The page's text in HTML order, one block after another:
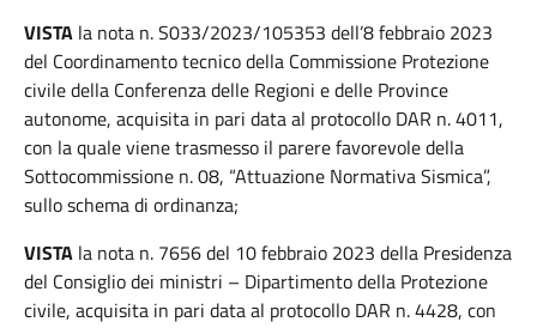
VISTA la nota n. S033/2023/105353 dell’8 febbraio 2023
del Coordinamento tecnico della Commissione Protezione
civile della Conferenza delle Regioni e delle Province
autonome, acquisita in pari data al protocollo DAR n. 4011,
con la quale viene trasmesso il parere favorevole della
Sottocommissione n. 08, “Attuazione Normativa Sismica”,
sullo schema di ordinanza;
VISTA la nota n. 7656 del 10 febbraio 2023 della Presidenza
del Consiglio dei ministri – Dipartimento della Protezione
civile, acquisita in pari data al protocollo DAR n. 4428, con